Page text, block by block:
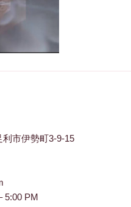
市伊勢町3-9-15
5:00 PM